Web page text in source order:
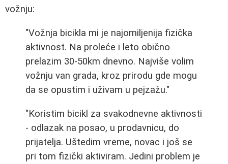
vožnju:
"Vožnja bicikla mi je najomiljenija fizička
aktivnost. Na proleće i leto obično
prelazim 30-50km dnevno. Najviše volim
vožnju van grada, kroz prirodu gde mogu
da se opustim i uživam u pejzažu."
"Koristim bicikl za svakodnevne aktivnosti
- odlazak na posao, u prodavnicu, do
prijatelja. Uštedim vreme, novac i još se
pri tom fizički aktiviram. Jedini problem je